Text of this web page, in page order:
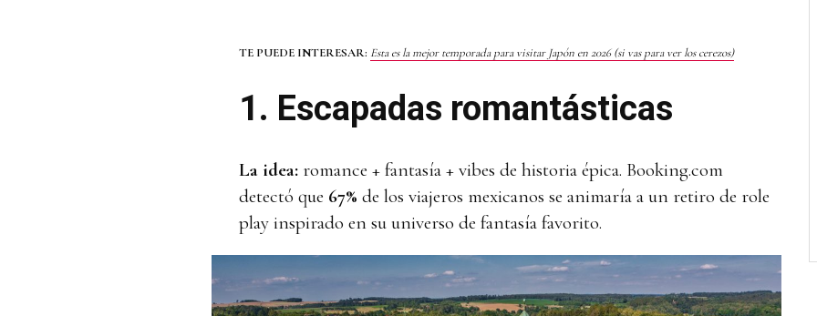
TE PUEDE INTERESAR: Esta es la mejor temporada para visitar Japón en 2026 (si vas para ver los cerezos)
1. Escapadas romantásticas
La idea: romance + fantasía + vibes de historia épica. Booking.com
detectó que 67% de los viajeros mexicanos se animaría a un retiro de role
play inspirado en su universo de fantasía favorito.